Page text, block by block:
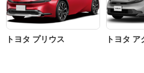
トヨタ プリウス トヨタ ア